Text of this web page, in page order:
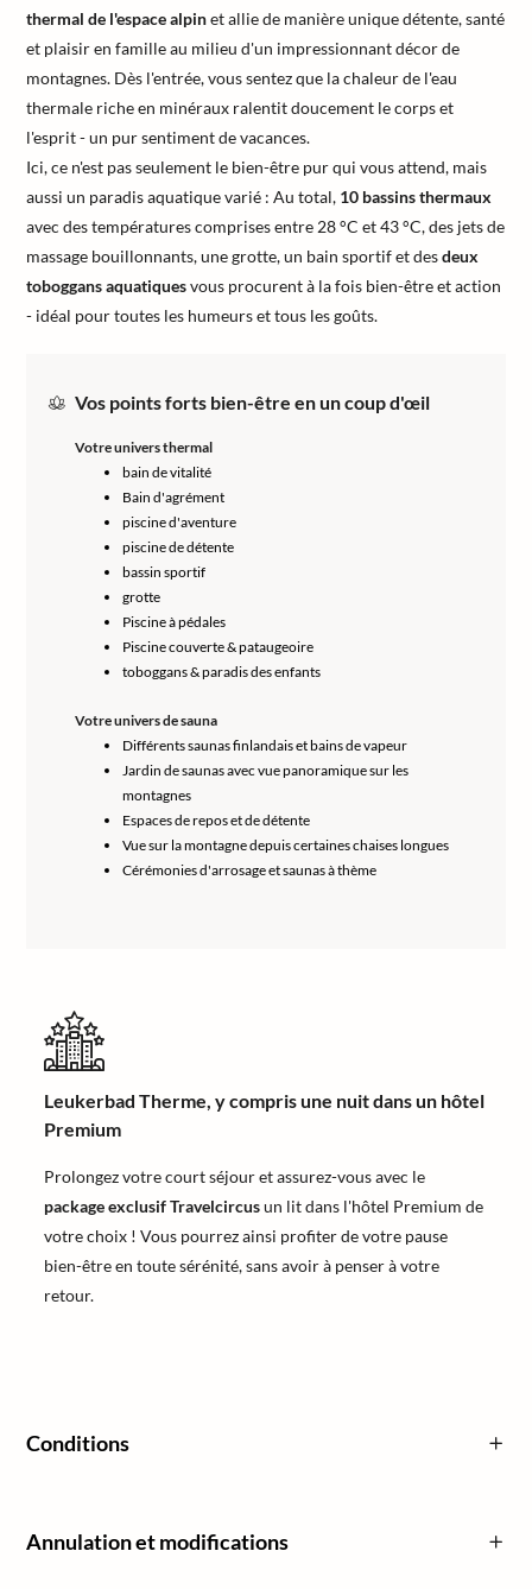
thermal de l'espace alpinet allie de manière unique détente, santé
et plaisir en famille au milieu d'un impressionnant décor de
montagnes. Dès l'entrée, vous sentez que la chaleur de l'eau
thermale riche en minéraux ralentit doucement le corps et
l'esprit - un pur sentiment de vacances.
Ici, ce n'est pas seulement le bien-être pur qui vous attend, mais
aussi un paradis aquatique varié : Au total, 10 bassins thermaux
avec des températures comprises entre 28 °C et 43 °C, des jets de
massage bouillonnants, une grotte, un bain sportif et desdeux
toboggans aquatiquesvous procurent à la fois bien-être et action
- idéal pour toutes les humeurs et tous les goûts.
Vos points forts bien-être en un coup d'œil
Votre univers thermal
bain de vitalité
Bain d'agrément
piscine d'aventure
piscine de détente
bassin sportif
grotte
Piscine à pédales
Piscine couverte & pataugeoire
toboggans & paradis des enfants
Votre univers de sauna
Différents saunas finlandais et bains de vapeur
Jardin de saunas avec vue panoramique sur les
montagnes
Espaces de repos et de détente
Vue sur la montagne depuis certaines chaises longues
Cérémonies d'arrosage et saunas à thème
Leukerbad Therme, y compris une nuit dans un hôtel
Premium
Prolongez votre court séjour et assurez-vous avec le
package exclusif Travelcircusun lit dans l'hôtel Premium de
votre choix ! Vous pourrez ainsi profiter de votre pause
bien-être en toute sérénité, sans avoir à penser à votre
retour.
Conditions
Annulation et modifications